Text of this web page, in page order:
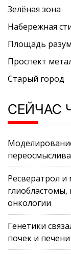
Зелёная зона
Набережная
Площадь
Проспект
Старый город
СЕЙЧАС
Ресвератрол и
онкологии
Генетики
почек и печени